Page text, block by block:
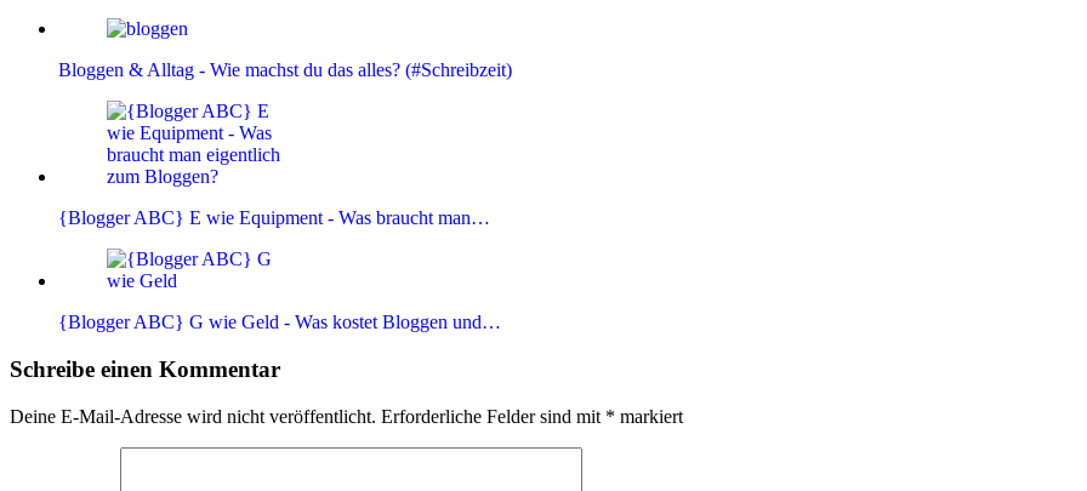
Bloggen & Alltag - Wie machst du das alles? (#Schreibzeit)
{Blogger ABC} E wie Equipment - Was braucht man…
{Blogger ABC} G wie Geld - Was kostet Bloggen und…
Leser-
Schreibe einen Kommentar
Deine E-Mail-Adresse wird nicht veröffentlicht. Erforderliche Felder sind mit * markiert